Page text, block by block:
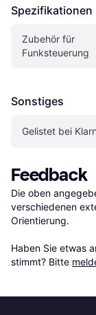
Spezifikationen
Zubehör für
Funksteuerung
Sonstiges
Gelistet bei
Feedback
Die oben
verschiedenen
Orientierung.
Haben Sie etwas
stimmt? Bitte